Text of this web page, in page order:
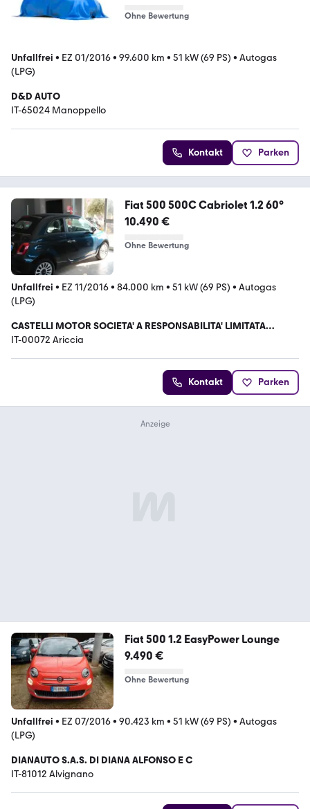
Ohne Bewertung
Unfallfrei • EZ 01/2016• 99.600 km • 51 kW (69 PS) • Autogas
(LPG)
D&D AUTO
IT-65024 Manoppello
Kontakt Parken
Fiat 500 500C Cabriolet 1.2 60°
10.490 €
Ohne Bewertung
Unfallfrei • EZ 11/2016• 84.000 km • 51 kW (69 PS) • Autogas
(LPG)
CASTELLI MOTOR SOCIETA' A RESPONSABILITA' LIMITATA
SEMPLIFICATA
IT-00072 Ariccia
Kontakt Parken
Fiat 500 1.2 EasyPower Lounge
9.490 €
Ohne Bewertung
Unfallfrei • EZ 07/2016• 90.423 km • 51 kW (69 PS) • Autogas
(LPG)
DIANAUTO S.A.S. DI DIANA ALFONSO E C
IT-81012 Alvignano